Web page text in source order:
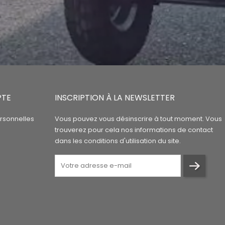
INSCRIPTION À LA NEWSLETTER
Vous pouvez vous désinscrire à tout moment. Vous
trouverez pour cela nos informations de contact
dans les conditions d'utilisation du site.